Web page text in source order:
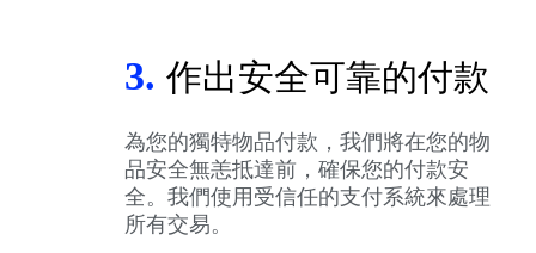
3. 作出安全可靠的付款
為您的獨特物品付款，我們將在您的物
品安全無恙抵達前，確保您的付款安
全。我們使用受信任的支付系統來處理
所有交易。